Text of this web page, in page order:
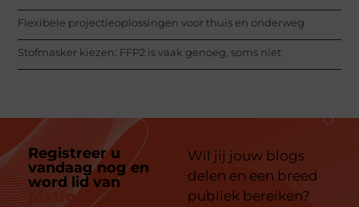
Flexibele projectieoplossingen voor thuis en onderweg
Stofmasker kiezen: FFP2 is vaak genoeg, soms niet
Registreer u
vandaag nog en
word lid van
platform
Wil jij jouw blogs
delen en een breed
publiek bereiken?